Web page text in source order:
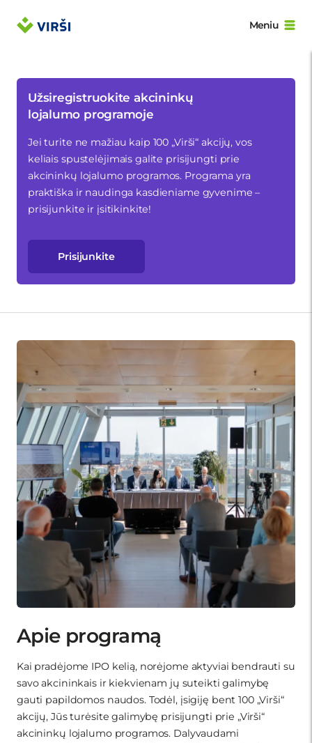
Meniu
Užsiregistruokite akcininkų
lojalumo programoje
Jei turite ne mažiau kaip 100 „Virši“ akcijų, vos
keliais spustelėjimais galite prisijungti prie
akcininkų lojalumo programos. Programa yra
praktiška ir naudinga kasdieniame gyvenime –
prisijunkite ir įsitikinkite!
Prisijunkite
Apie programą
Kai pradėjome IPO kelią, norėjome aktyviai bendrauti su
savo akcininkais ir kiekvienam jų suteikti galimybę
gauti papildomos naudos. Todėl, įsigiję bent 100 „Virši“
akcijų, Jūs turėsite galimybę prisijungti prie „Virši“
akcininkų lojalumo programos. Dalyvaudami